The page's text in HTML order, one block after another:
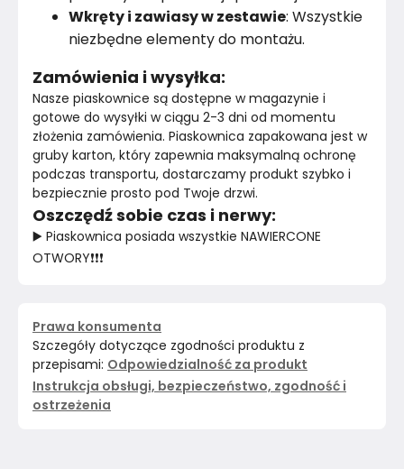
Wkręty i zawiasy w zestawie: Wszystkie
niezbędne elementy do montażu.
Zamówienia i wysyłka:
Nasze piaskownice są dostępne w magazynie i
gotowe do wysyłki w ciągu 2-3 dni od momentu
złożenia zamówienia. Piaskownica zapakowana jest w
gruby karton, który zapewnia maksymalną ochronę
podczas transportu, dostarczamy produkt szybko i
bezpiecznie prosto pod Twoje drzwi.
Oszczędź sobie czas i nerwy:
▶️ Piaskownica posiada wszystkie NAWIERCONE
OTWORY❗️❗️❗️
Prawa konsumenta
Szczegóły dotyczące zgodności produktu z
przepisami: Odpowiedzialność za produkt
Instrukcja obsługi, bezpieczeństwo, zgodność i
ostrzeżenia